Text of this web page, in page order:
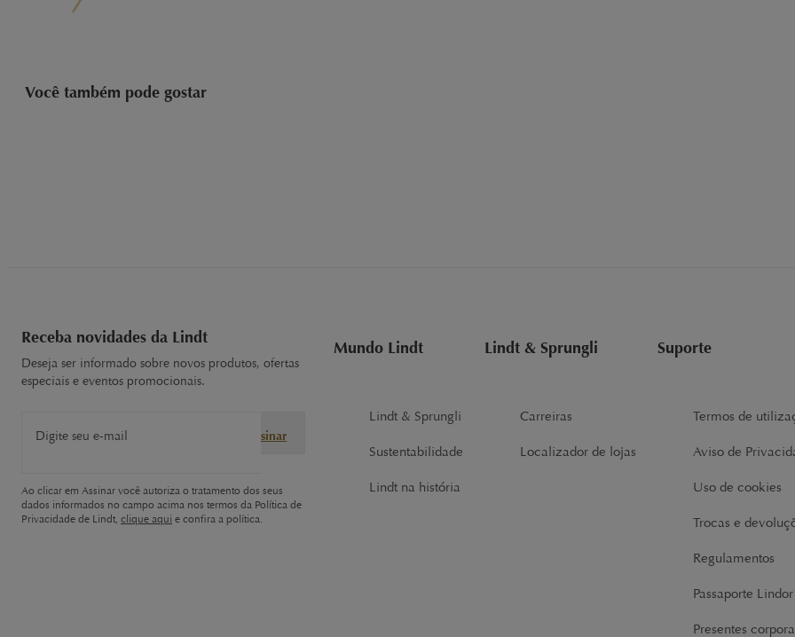
Você também pode gostar
Receba novidades da Lindt
Deseja ser informado sobre novos produtos, ofertas
especiais e eventos promocionais.
Digite seu e-mail Assinar
Ao clicar em Assinar você autoriza o tratamento dos seus
dados informados no campo acima nos termos da Política de
Privacidade de Lindt, clique aqui e confira a política.
Mundo Lindt
Lindt & Sprungli
Sustentabilidade
Lindt na história
Lindt & Sprungli
Carreiras
Localizador de lojas
Suporte
Termos de
Aviso de
Uso de cookies
Trocas e
Regulamentos
Passaporte
Presentes